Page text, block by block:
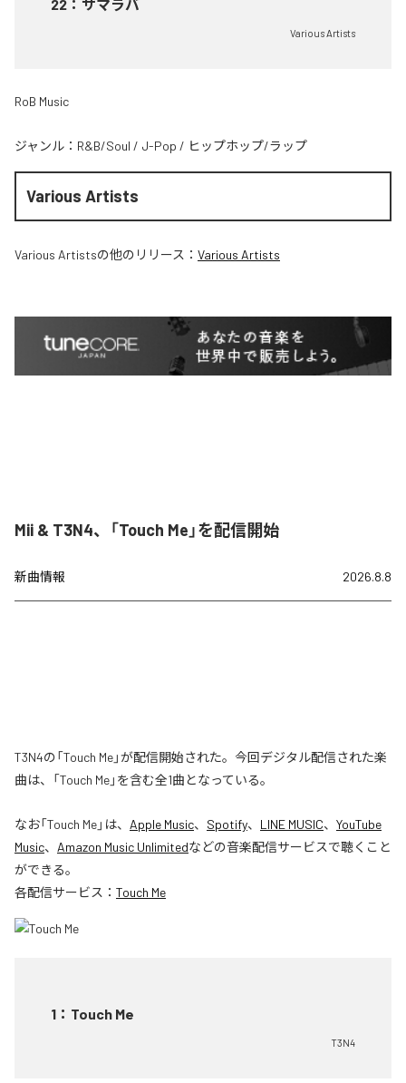
22 ： サマラバ
Various Artists
RoB Music
ジャンル： R&B/Soul / J-Pop / ヒップホップ/ラップ
Various Artists
Various Artistsの他のリリース： Various Artists
Mii & T3N4、「Touch Me」を配信開始
新曲情報 2026.8.8
T3N4の「Touch Me」が配信開始された。今回デジタル配信された楽
曲は、「Touch Me」を含む全1曲となっている。
なお「Touch Me」は、 Apple Music、 Spotify、 LINE MUSIC、 YouTube
Music、 Amazon Music Unlimitedなどの音楽配信サービスで聴くこと
ができる。
各配信サービス： Touch Me
1 ： Touch Me
T3N4